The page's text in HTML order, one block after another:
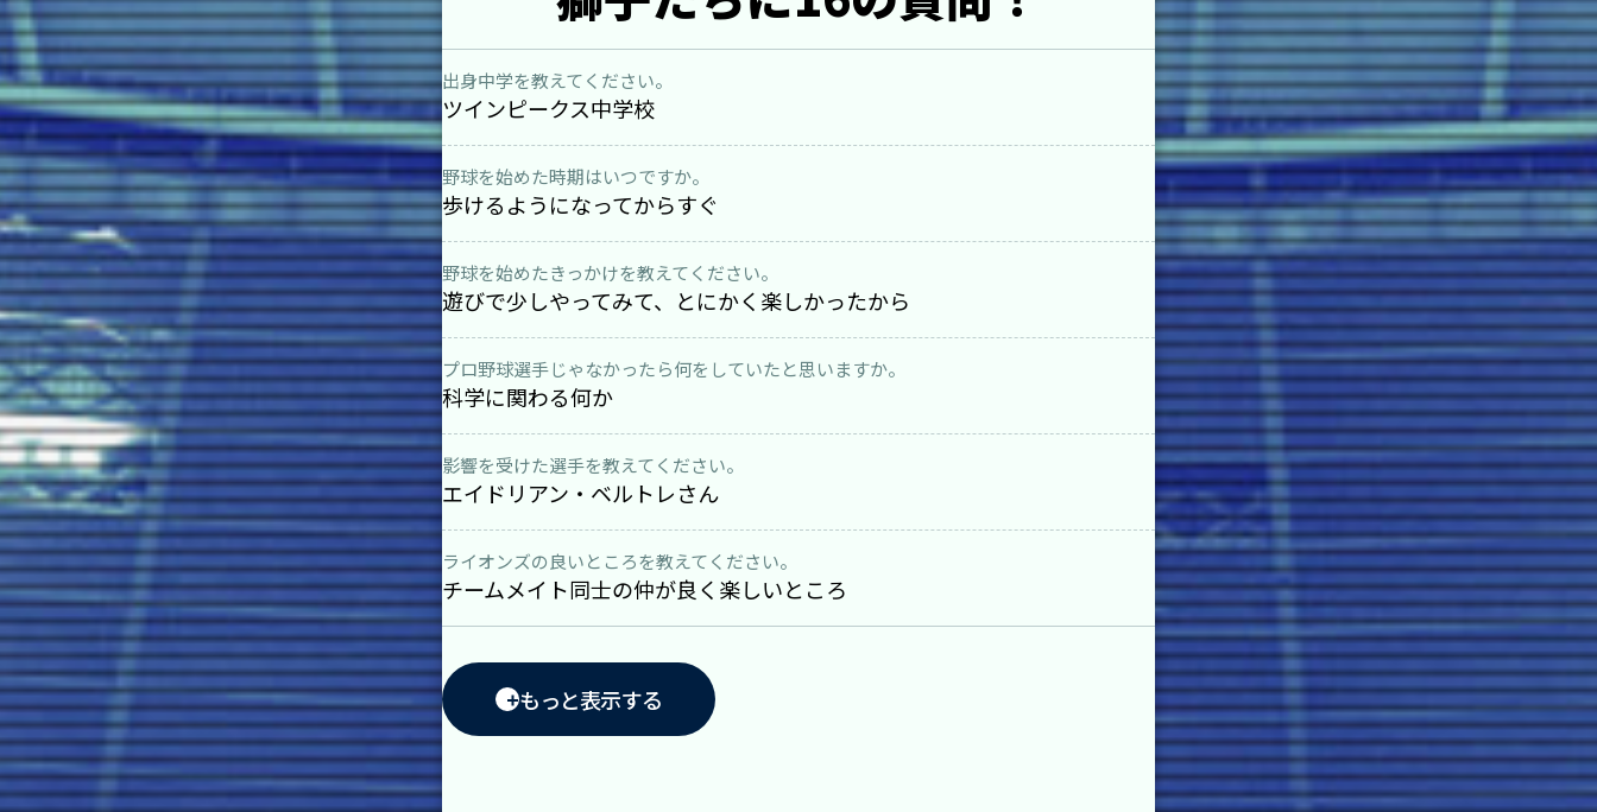
出身中学を教えてください。
ツインピークス中学校
野球を始めた時期はいつですか。
歩けるようになってからすぐ
野球を始めたきっかけを教えてください。
遊びで少しやってみて、とにかく楽しかったから
プロ野球選手じゃなかったら何をしていたと思いますか。
科学に関わる何か
影響を受けた選手を教えてください。
エイドリアン・ベルトレさん
ライオンズの良いところを教えてください。
チームメイト同士の仲が良く楽しいところ
もっと表示する